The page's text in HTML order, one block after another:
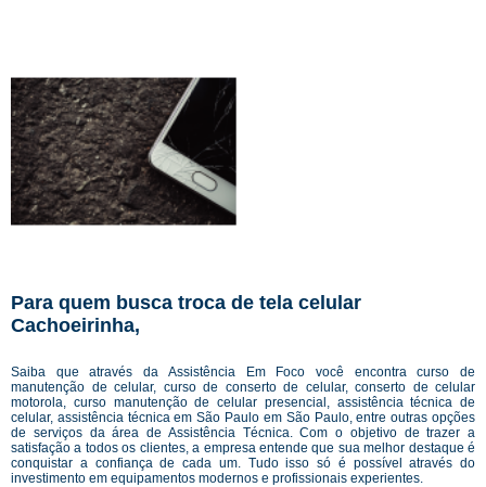
Para quem busca troca de tela celular
Cachoeirinha,
Saiba que através da Assistência Em Foco você encontra curso de
manutenção de celular, curso de conserto de celular, conserto de celular
motorola, curso manutenção de celular presencial, assistência técnica de
celular, assistência técnica em São Paulo em São Paulo, entre outras opções
de serviços da área de Assistência Técnica. Com o objetivo de trazer a
satisfação a todos os clientes, a empresa entende que sua melhor destaque é
conquistar a confiança de cada um. Tudo isso só é possível através do
investimento em equipamentos modernos e profissionais experientes.